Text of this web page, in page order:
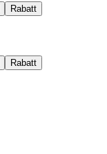
Rabatt
Rabatt